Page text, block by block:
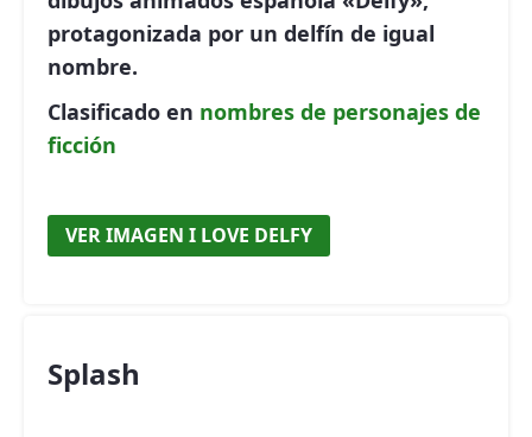
protagonizada por un delfín de igual
nombre.
Clasificado en nombres de personajes de
ficción
VER IMAGEN I LOVE DELFY
Splash